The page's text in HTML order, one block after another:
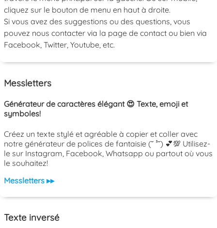
cliquez sur le bouton de menu en haut à droite.
Si vous avez des suggestions ou des questions, vous
pouvez nous contacter via la page de contact ou bien via
Facebook, Twitter, Youtube, etc.
Messletters
Générateur de caractères élégant 😍 Texte, emoji et
symboles!
Créez un texte stylé et agréable à copier et coller avec
notre générateur de polices de fantaisie (˘ ³˘) 💕💯 Utilisez-
le sur Instagram, Facebook, Whatsapp ou partout où vous
le souhaitez!
Messletters ▸▸
Texte inversé